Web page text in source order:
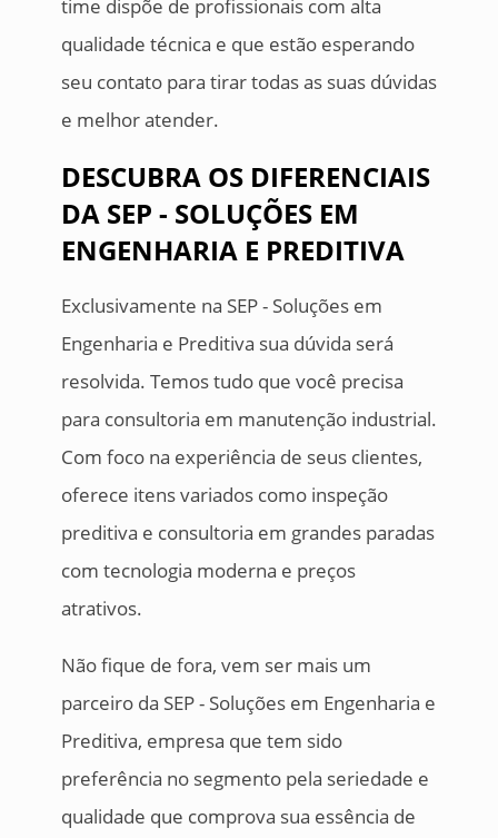
time dispõe de profissionais com alta
qualidade técnica e que estão esperando
seu contato para tirar todas as suas dúvidas
e melhor atender.
DESCUBRA OS DIFERENCIAIS
DA SEP - SOLUÇÕES EM
ENGENHARIA E PREDITIVA
Exclusivamente na SEP - Soluções em
Engenharia e Preditiva sua dúvida será
resolvida. Temos tudo que você precisa
para consultoria em manutenção industrial.
Com foco na experiência de seus clientes,
oferece itens variados como inspeção
preditiva e consultoria em grandes paradas
com tecnologia moderna e preços
atrativos.
Não fique de fora, vem ser mais um
parceiro da SEP - Soluções em Engenharia e
Preditiva, empresa que tem sido
preferência no segmento pela seriedade e
qualidade que comprova sua essência de